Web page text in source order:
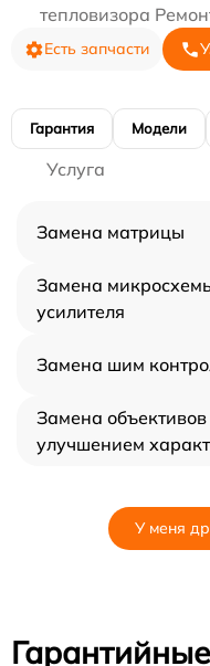
тепловизора
Есть запчасти
Гарантия Модели
Услуга
Замена матрицы
Замена
усилителя
Замена шим
Замена объективов
улучшением
У меня